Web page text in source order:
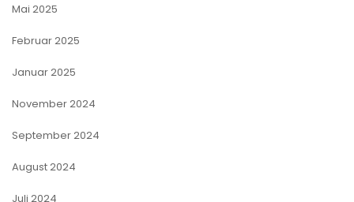
Mai 2025
Februar 2025
Januar 2025
November 2024
September 2024
August 2024
Juli 2024